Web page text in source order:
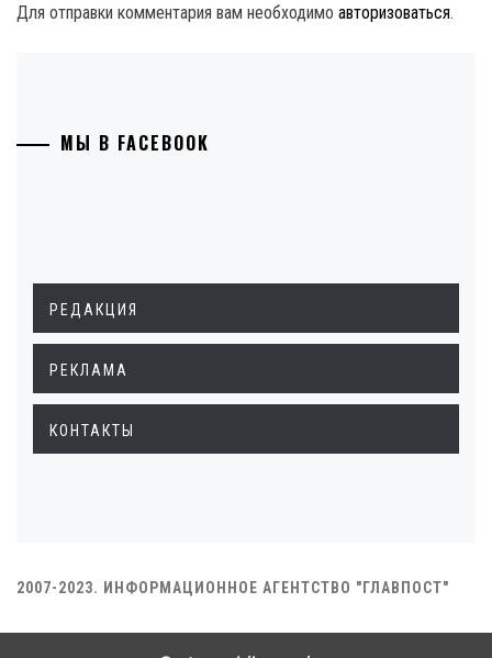
Для отправки комментария вам необходимо авторизоваться.
МЫ В FACEBOOK
РЕДАКЦИЯ
РЕКЛАМА
КОНТАКТЫ
2007-2023. ИНФОРМАЦИОННОЕ АГЕНТСТВО "ГЛАВПОСТ"